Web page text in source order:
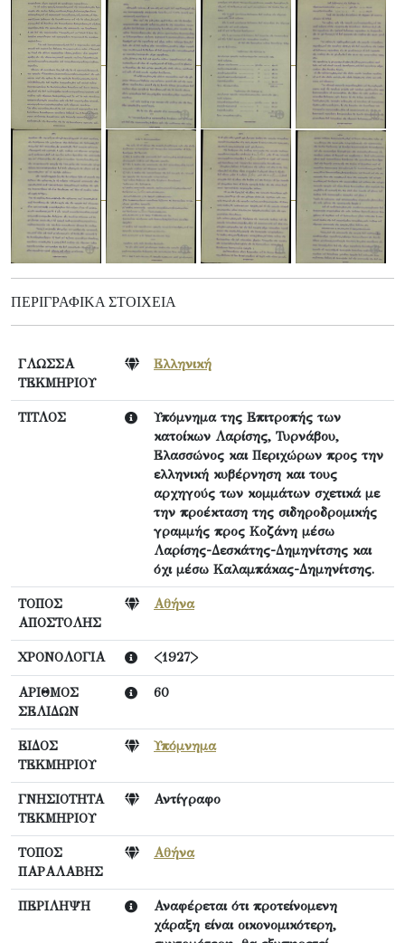
ΠΕΡΙΓΡΑΦΙΚΆ ΣΤΟΙΧΕΊΑ
ΓΛΩΣΣΑ
ΤΕΚΜΗΡΙΟΥ
Ελληνική
ΤΙΤΛΟΣ
Υπόμνημα της Επιτροπής των
κατοίκων Λαρίσης, Τυρνάβου,
Ελασσώνος και Περιχώρων προς την
ελληνική κυβέρνηση και τους
αρχηγούς των κομμάτων σχετικά με
την προέκταση της σιδηροδρομικής
γραμμής προς Κοζάνη μέσω
Λαρίσης-Δεσκάτης-Δημηνίτσης και
όχι μέσω Καλαμπάκας-Δημηνίτσης.
ΤΟΠΟΣ
ΑΠΟΣΤΟΛΗΣ
Αθήνα
ΧΡΟΝΟΛΟΓΙΑ <1927>
ΑΡΙΘΜΟΣ
ΣΕΛΙΔΩΝ
60
ΕΙΔΟΣ
ΤΕΚΜΗΡΙΟΥ
Υπόμνημα
ΓΝΗΣΙΟΤΗΤΑ
ΤΕΚΜΗΡΙΟΥ
Αντίγραφο
ΤΟΠΟΣ
ΠΑΡΑΛΑΒΗΣ
Αθήνα
ΠΕΡΙΛΗΨΗ
Αναφέρεται ότι προτείνομενη
χάραξη είναι οικονομικότερη,